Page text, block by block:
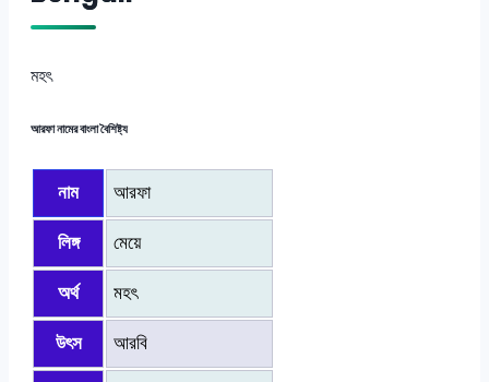
মহৎ
আরফা নামের বাংলা বৈশিষ্ট্য
নাম আরফা
লিঙ্গ মেয়ে
অর্থ মহৎ
উৎস আরবি